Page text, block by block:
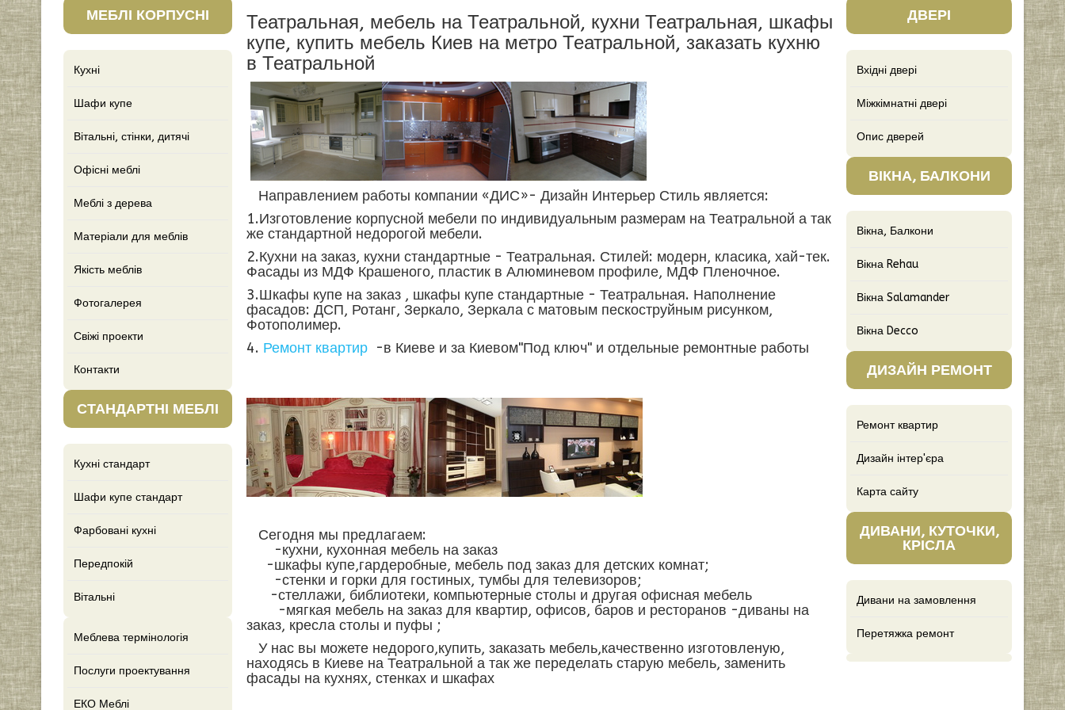
МЕБЛІ КОРПУСНІ
Кухні
Шафи купе
Вітальні, стінки, дитячі
Офісні меблі
Меблі з дерева
Матеріали для меблів
Якість меблів
Фотогалерея
Свіжі проекти
Контакти
СТАНДАРТНІ МЕБЛІ
Кухні стандарт
Шафи купе стандарт
Фарбовані кухні
Передпокій
Вітальні
Меблева термінологія
Послуги проектування
ЕКО Меблі
Театральная, мебель на Театральной, кухни Театральная, шкафы
купе, купить мебель Киев на метро Театральной, заказать кухню
в Театральной
Направлением работы компании «ДИС»- Дизайн Интерьер Стиль является:
1.Изготовление корпусной мебели по индивидуальным размерам на Театральной а так
же стандартной недорогой мебели.
2.Кухни на заказ, кухни стандартные - Театральная. Стилей: модерн, класика, хай-тек.
Фасады из МДФ Крашеного, пластик в Алюминевом профиле, МДФ Пленочное.
3.Шкафы купе на заказ , шкафы купе стандартные - Театральная. Наполнение
фасадов: ДСП, Ротанг, Зеркало, Зеркала с матовым пескоструйным рисунком,
Фотополимер.
4. Ремонт квартир-в Киеве и за Киевом"Под ключ" и отдельные ремонтные работы
Сегодня мы предлагаем:
-кухни, кухонная мебель на заказ
-шкафы купе,гардеробные, мебель под заказ для детских комнат;
-стенки и горки для гостиных, тумбы для телевизоров;
-стеллажи, библиотеки, компьютерные столы и другая офисная мебель
-мягкая мебель на заказ для квартир, офисов, баров и ресторанов -диваны на
заказ, кресла столы и пуфы ;
У нас вы можете недорого,купить, заказать мебель,качественно изготовленую,
находясь в Киеве на Театральной а так же переделать старую мебель, заменить
фасады на кухнях, стенках и шкафах
ДВЕРІ
Вхідні двері
Міжкімнатні двері
Опис дверей
ВІКНА, БАЛКОНИ
Вікна, Балкони
Вікна Rehau
Вікна Salamander
Вікна Decco
ДИЗАЙН РЕМОНТ
Ремонт квартир
Дизайн інтер'єра
Карта сайту
ДИВАНИ, КУТОЧКИ,
КРІСЛА
Дивани на замовлення
Перетяжка ремонт